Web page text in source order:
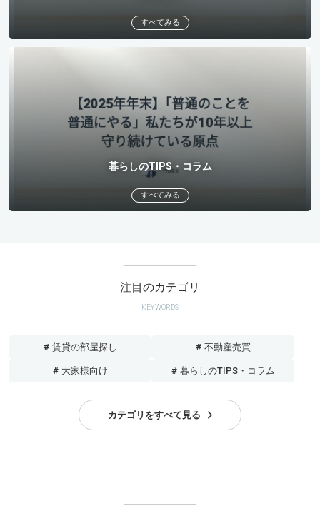
すべてみる
暮らしのTIPS・コラム
すべてみる
注目のカテゴリ
KEYWORDS
# 賃貸の部屋探し # 不動産売買
# 大家様向け # 暮らしのTIPS・コラム
カテゴリをすべて見る